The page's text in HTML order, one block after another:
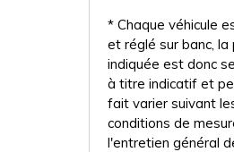
* Chaque véhicule
et réglé sur banc, la
indiquée est donc
à titre indicatif et
fait varier suivant
conditions de
l'entretien général